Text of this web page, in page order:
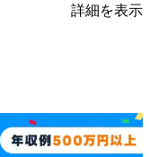
詳細を表示